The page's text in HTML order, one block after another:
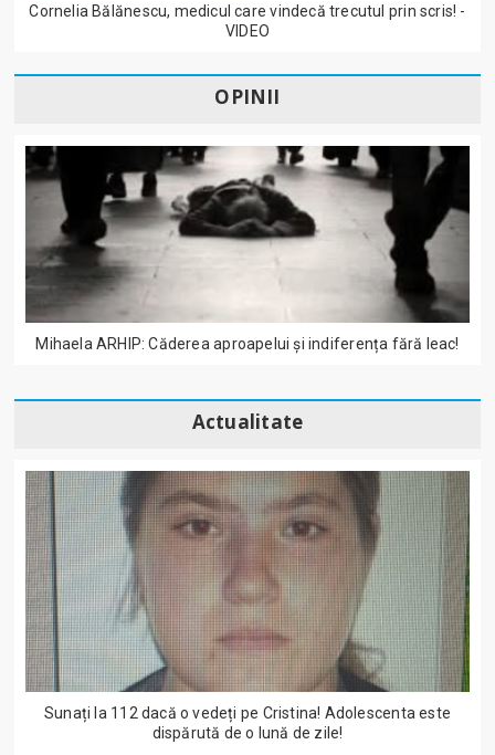
Cornelia Bălănescu, medicul care vindecă trecutul prin scris! -
VIDEO
OPINII
Mihaela ARHIP: Căderea aproapelui și indiferența fără leac!
Actualitate
Sunați la 112 dacă o vedeți pe Cristina! Adolescenta este
dispărută de o lună de zile!